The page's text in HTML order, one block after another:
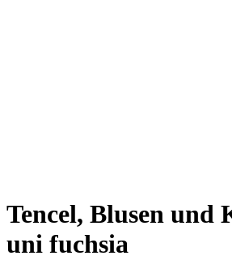
Tencel, Blusen und
uni fuchsia